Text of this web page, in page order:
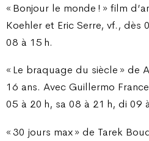
« Bonjour le monde ! » film
Koehler et Eric Serre, vf., dès
08 à 15 h.
« Le braquage du siècle » de
16 ans. Avec Guillermo
05 à 20 h, sa 08 à 21 h, di 09
« 30 jours max » de Tarek